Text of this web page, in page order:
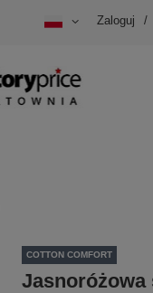
Zaloguj /
COTTON COMFORT
Jasnoróżowa